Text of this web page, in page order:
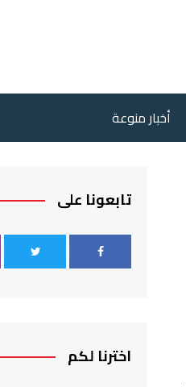
أخبار منوعة
تابعونا على
اخترنا لكم